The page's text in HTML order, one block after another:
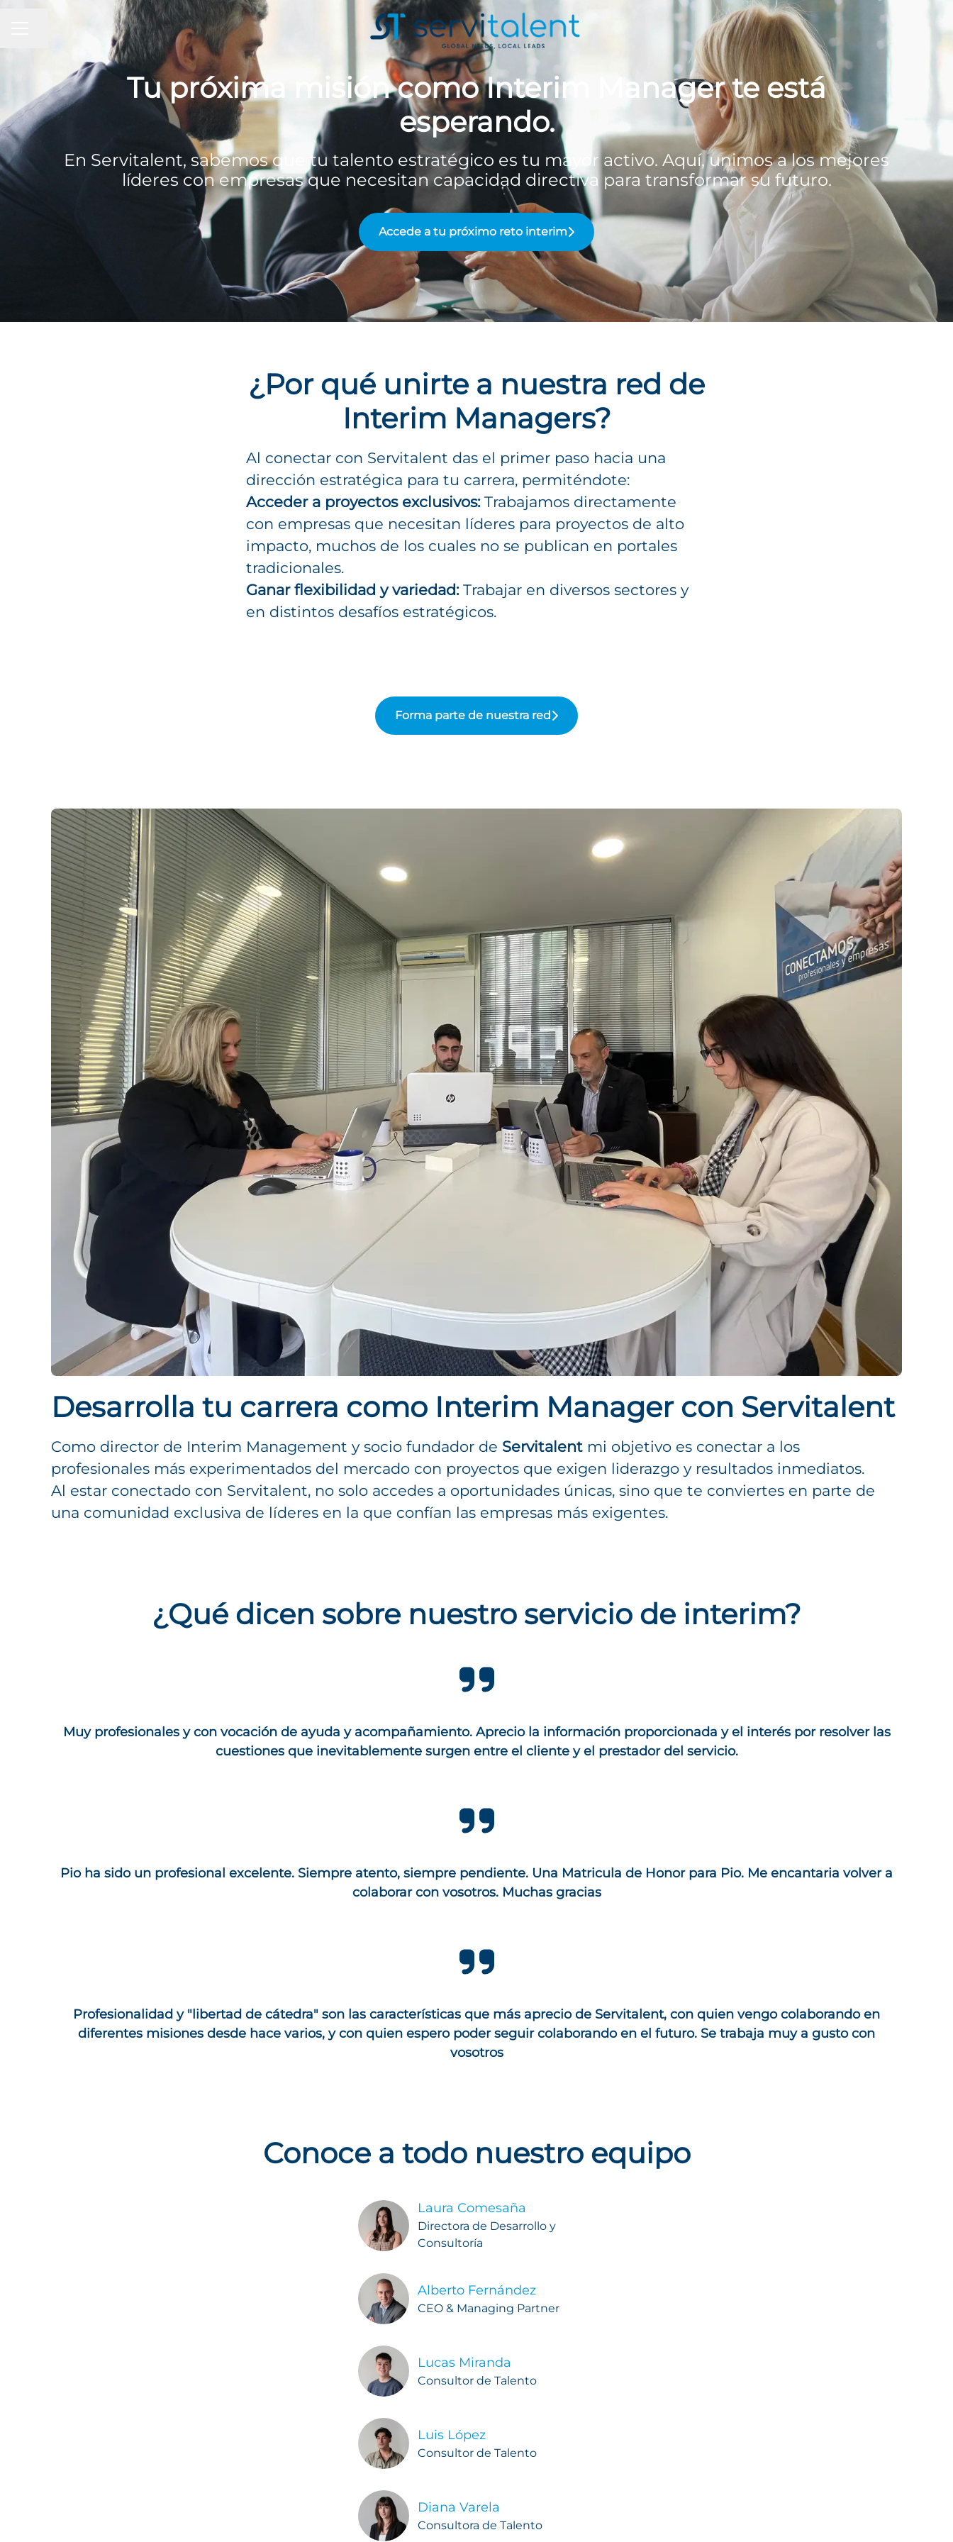
MENÚ DE EMPLEO
Compartir página
Tu próxima misión como Interim Manager te está
esperando.
En Servitalent, sabemos que tu talento estratégico es tu mayor activo. Aquí, unimos a los mejores
líderes con empresas que necesitan capacidad directiva para transformar su futuro.
Accede a tu próximo reto interim
¿Por qué unirte a nuestra red de
Interim Managers?
Al conectar con Servitalent das el primer paso hacia una
dirección estratégica para tu carrera, permiténdote:
Acceder a proyectos exclusivos:Trabajamos directamente
con empresas que necesitan líderes para proyectos de alto
impacto, muchos de los cuales no se publican en portales
tradicionales.
Ganar flexibilidad y variedad:Trabajar en diversos sectores y
en distintos desafíos estratégicos.
Forma parte de nuestra red
Desarrolla tu carrera como Interim Manager con Servitalent
Como director de Interim Management y socio fundador de Servitalent mi objetivo es conectar a los
profesionales más experimentados del mercado con proyectos que exigen liderazgo y resultados inmediatos.
Al estar conectado con Servitalent, no solo accedes a oportunidades únicas, sino que te conviertes en parte de
una comunidad exclusiva de líderes en la que confían las empresas más exigentes.
¿Qué dicen sobre nuestro servicio de interim?
Muy profesionales y con vocación de ayuda y acompañamiento. Aprecio la información proporcionada y el interés por resolver las
cuestiones que inevitablemente surgen entre el cliente y el prestador del servicio.
Pio ha sido un profesional excelente. Siempre atento, siempre pendiente. Una Matricula de Honor para Pio. Me encantaria volver a
colaborar con vosotros. Muchas gracias
Profesionalidad y "libertad de cátedra" son las características que más aprecio de Servitalent, con quien vengo colaborando en
diferentes misiones desde hace varios, y con quien espero poder seguir colaborando en el futuro. Se trabaja muy a gusto con
vosotros
Conoce a todo nuestro equipo
Laura Comesaña
Directora de Desarrollo y
Consultoría
Alberto Fernández
CEO & Managing Partner
Lucas Miranda
Consultor de Talento
Luis López
Consultor de Talento
Diana Varela
Consultora de Talento